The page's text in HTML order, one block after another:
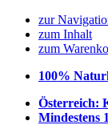
zur
zum Inhalt
zum
100%
Österreich:
Mindestens